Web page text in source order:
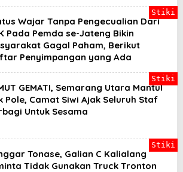
Wajar Tanpa Pengecualian Dari
Pada Pemda se-Jateng Bikin
Gagal Paham, Berikut
Penyimpangan yang Ada
Stiki
GEMATI, Semarang Utara Mantul
Pole, Camat Siwi Ajak Seluruh Staf
Untuk Sesama
Stiki
Tonase, Galian C Kalialang
Tidak Gunakan Truck Tronton
Stiki